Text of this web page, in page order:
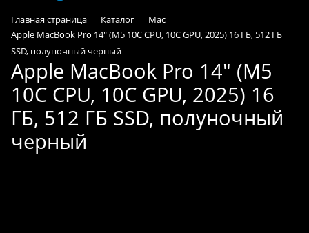
Главная страница Каталог
Mac
Apple MacBook Pro 14" (M5 10C CPU, 10C GPU, 2025) 16 ГБ, 512 ГБ
SSD, полуночный черный
Apple MacBook Pro 14" (M5
10C CPU, 10C GPU, 2025) 16
ГБ, 512 ГБ SSD, полуночный
черный